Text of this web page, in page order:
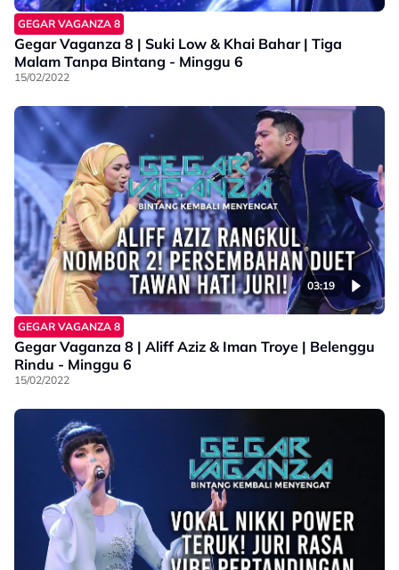
GEGAR VAGANZA 8
Gegar Vaganza 8 | Suki Low & Khai Bahar | Tiga
Malam Tanpa Bintang - Minggu 6
15/02/2022
03:19
GEGAR VAGANZA 8
Gegar Vaganza 8 | Aliff Aziz & Iman Troye | Belenggu
Rindu - Minggu 6
15/02/2022